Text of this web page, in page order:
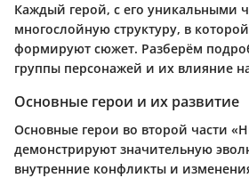
Каждый герой, с его уникальными
многослойную структуру, в
формируют сюжет. Разберём
группы персонажей и их влияние
Основные герои и их развитие
Основные герои во второй части
демонстрируют значительную
внутренние конфликты и